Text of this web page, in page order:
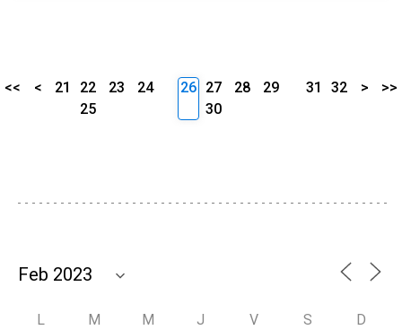
<< < 21 22 23
24
25
26 27 28
29
30
31 32 > >>
L M M J V S D